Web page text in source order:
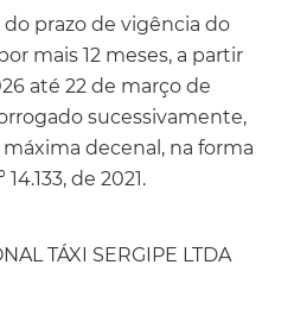
do prazo de vigência do
mais 12 meses, a partir
até 22 de março de
sucessivamente,
decenal, na forma
de 2021.
TÁXI SERGIPE LTDA